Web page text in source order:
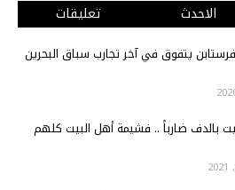
الاحدث تعليقات
1".. فرستابن يتفوق في آخر تجارب سباق البحرين
بالدف ضارباً .. فشيمة أهل البيت كلهم